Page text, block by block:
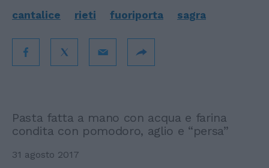
cantalice rieti fuoriporta sagra
Pasta fatta a mano con acqua e farina
condita con pomodoro, aglio e “persa”
31 agosto 2017